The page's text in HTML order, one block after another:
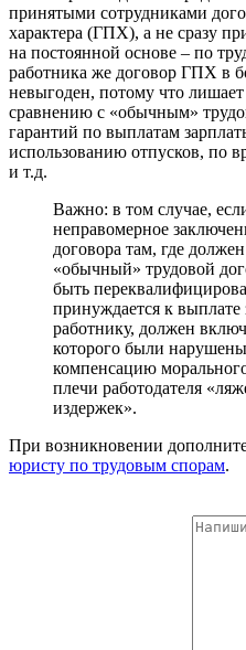
принятыми сотрудниками
характера (ГПХ), а не сразу
на постоянной основе – по
работника же договор ГПХ в
невыгоден, потому что лишает
сравнению с «обычным»
гарантий по выплатам
использованию отпусков, по
и т.д.
Важно: в том случае,
неправомерное
договора там, где
«обычный» трудовой
быть
принуждается к выплате
работнику, должен
которого были
компенсацию
плечи работодателя
издержек».
При возникновении
юристу по трудовым спорам.